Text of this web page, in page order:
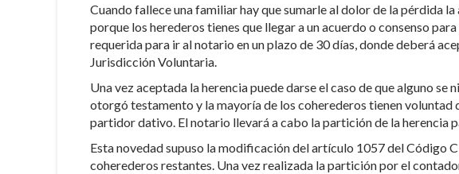
Cuando fallece una familiar hay que sumarle al dolor de la pérdida
porque los herederos tienes que llegar a un acuerdo o consenso
requerida para ir al notario en un plazo de 30 días, donde deberá
Jurisdicción Voluntaria.
Una vez aceptada la herencia puede darse el caso de que alguno
otorgó testamento y la mayoría de los coherederos tienen voluntad
partidor dativo. El notario llevará a cabo la partición de la herencia
Esta novedad supuso la modificación del artículo 1057 del Código
coherederos restantes. Una vez realizada la partición por el